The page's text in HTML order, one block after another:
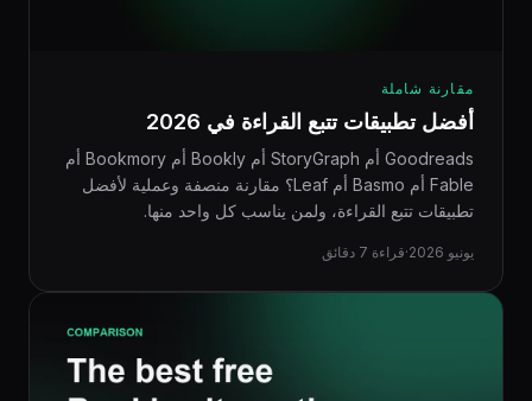
مقارنة شاملة
أفضل تطبيقات تتبع القراءة في 2026
Goodreads أم StoryGraph أم Bookly أم Bookmory أم
Fable أم Basmo أم Leaf؟ مقارنة منصفة وعملية لأفضل
تطبيقات تتبع القراءة، ولمن يناسب كل واحد منها.
يونيو 2026 ·قراءة 7 دقائق